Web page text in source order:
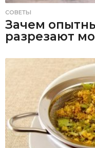
СОВЕТЫ
Зачем
разрезают